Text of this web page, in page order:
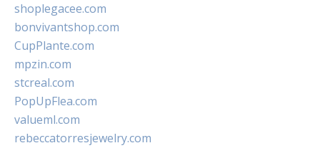
shoplegacee.com
bonvivantshop.com
CupPlante.com
mpzin.com
stcreal.com
PopUpFlea.com
valueml.com
rebeccatorresjewelry.com